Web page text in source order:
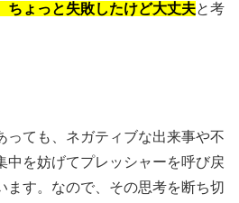
ちょっと失敗したけど大丈夫と考
っても、ネガティブな出来事や不
中を妨げてプレッシャーを呼び戻
ます。なので、その思考を断ち切